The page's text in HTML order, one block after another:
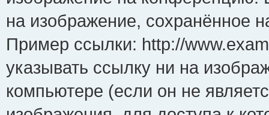
на изображение, сохранённое
Пример ссылки: http://
указывать ссылку ни на
компьютере (если он не